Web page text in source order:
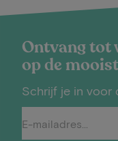
Ontvang tot
op de
Schrijf je in voor